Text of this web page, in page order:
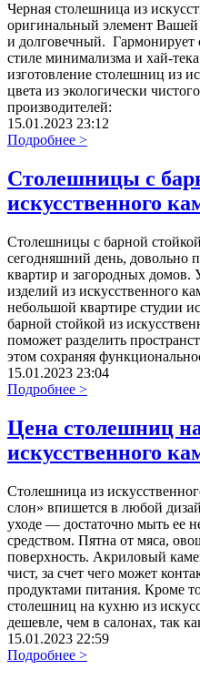
Черная столешница из
оригинальный элемент
и долговечный.
стиле минимализма и хай-
изготовление столешниц из
цвета из экологически
производителей:
15.01.2023 23:12
Подробнее >
Столешницы с
искусственного
Столешницы с барной
сегодняшний день, довольно
квартир и загородных домов.
изделий из искусственного
небольшой квартире студии
барной стойкой из
поможет разделить
этом сохраняя
15.01.2023 23:04
Подробнее >
Цена столешниц
искусственного
Столешница из
слон» впишется в любой
уходе — достаточно мыть ее
средством. Пятна от мяса,
поверхность. Акриловый
чист, за счет чего может
продуктами питания. Кроме
столешниц на кухню из
дешевле, чем в салонах, так
15.01.2023 22:59
Подробнее >